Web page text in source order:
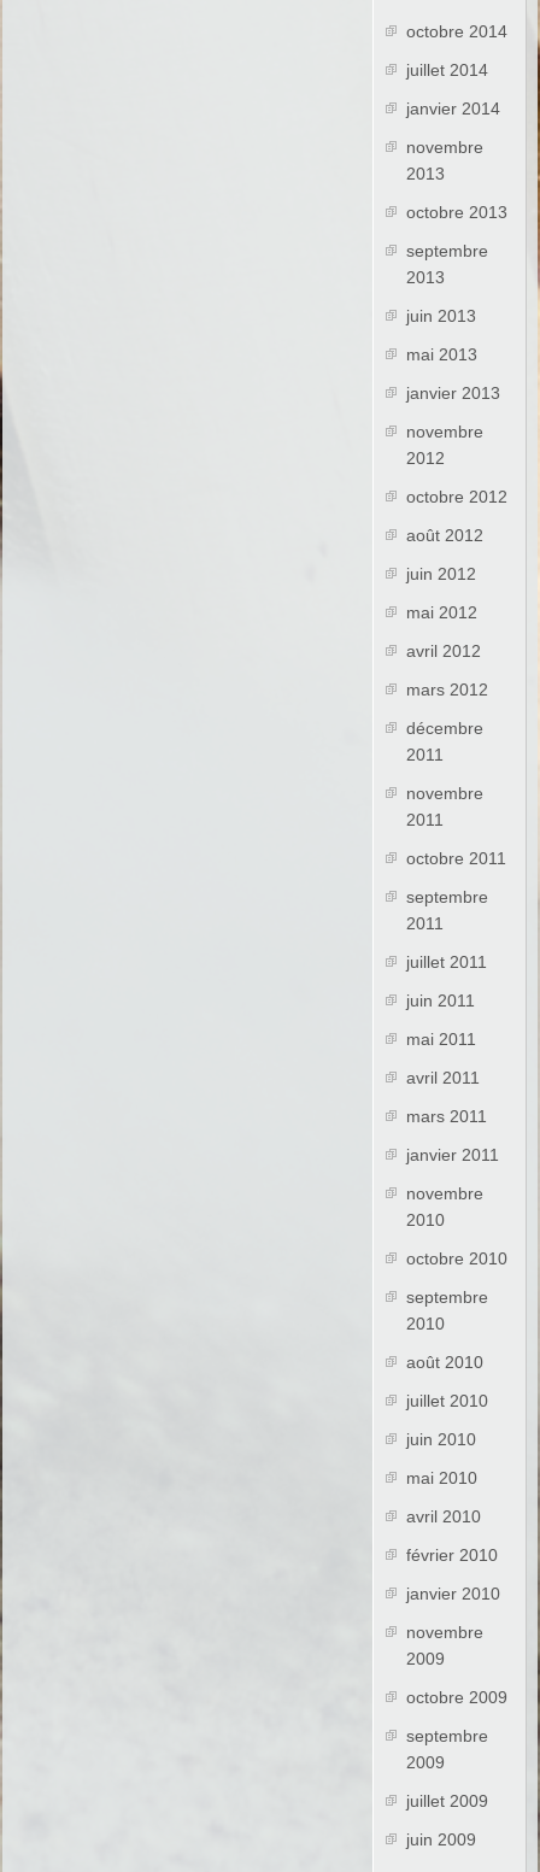
octobre 2014
juillet 2014
janvier 2014
novembre
2013
octobre 2013
septembre
2013
juin 2013
mai 2013
janvier 2013
novembre
2012
octobre 2012
août 2012
juin 2012
mai 2012
avril 2012
mars 2012
décembre
2011
novembre
2011
octobre 2011
septembre
2011
juillet 2011
juin 2011
mai 2011
avril 2011
mars 2011
janvier 2011
novembre
2010
octobre 2010
septembre
2010
août 2010
juillet 2010
juin 2010
mai 2010
avril 2010
février 2010
janvier 2010
novembre
2009
octobre 2009
septembre
2009
juillet 2009
juin 2009